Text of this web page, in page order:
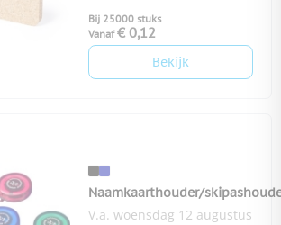
Bij 25000 stuks
Vanaf € 0,12
Bekijk
Naamkaarthouder/
V.a. woensdag 12 augustus